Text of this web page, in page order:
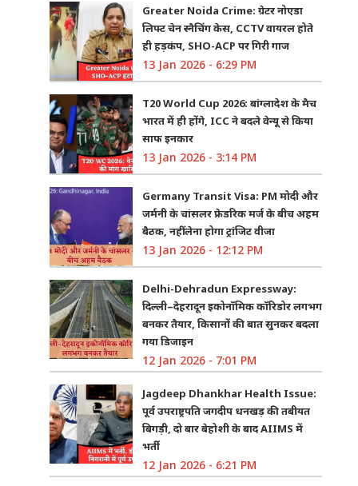
Greater Noida Crime: ग्रेटर नोएडा
लिफ्ट चेन स्नैचिंग केस, CCTV वायरल होते
ही हड़कंप, SHO-ACP पर गिरी गाज
13 Jan 2026 - 6:29 PM
T20 World Cup 2026: बांग्लादेश के मैच
भारत में ही होंगे, ICC ने बदले वेन्यू से किया
साफ इनकार
13 Jan 2026 - 3:14 PM
Germany Transit Visa: PM मोदी और
जर्मनी के चांसलर फ्रेडरिक मर्ज के बीच अहम
बैठक, नहीं लेना होगा ट्रांजिट वीजा
13 Jan 2026 - 12:12 PM
Delhi-Dehradun Expressway:
दिल्ली–देहरादून इकोनॉमिक कॉरिडोर लगभग
बनकर तैयार, किसानों की बात सुनकर बदला
गया डिजाइन
12 Jan 2026 - 7:01 PM
Jagdeep Dhankhar Health Issue:
पूर्व उपराष्ट्रपति जगदीप धनखड़ की तबीयत
बिगड़ी, दो बार बेहोशी के बाद AIIMS में
भर्ती
12 Jan 2026 - 6:21 PM